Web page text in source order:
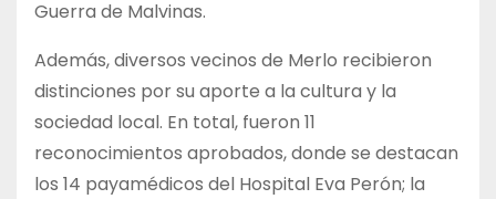
Guerra de Malvinas.
Además, diversos vecinos de Merlo recibieron
distinciones por su aporte a la cultura y la
sociedad local. En total, fueron 11
reconocimientos aprobados, donde se destacan
los 14 payamédicos del Hospital Eva Perón; la